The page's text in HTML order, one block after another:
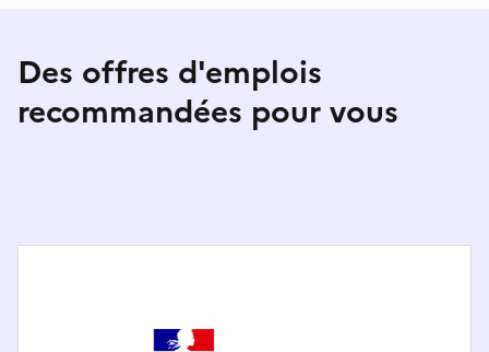
Des offres d'emplois
recommandées pour vous